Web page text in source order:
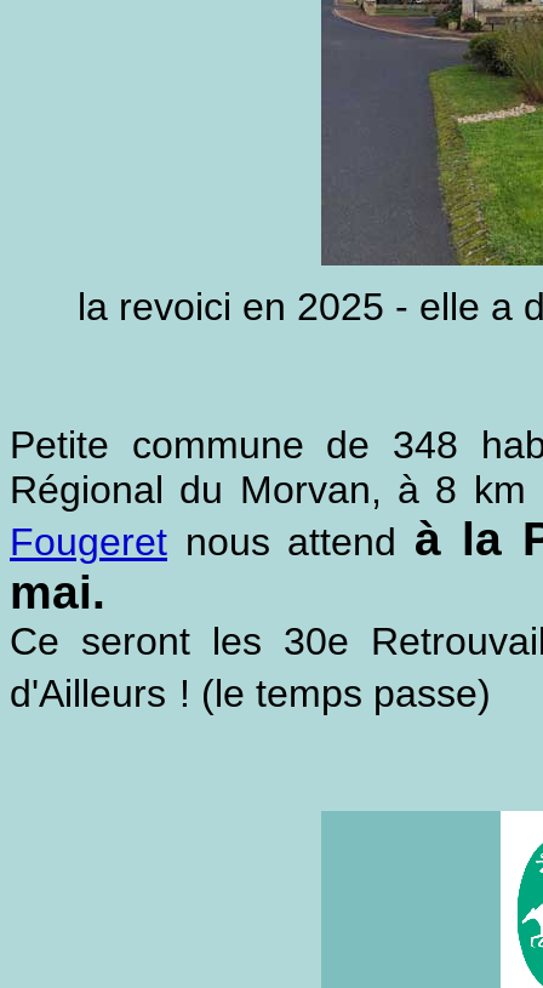
la revoici en 2025 - elle a
Petite commune de 348
Régional du Morvan, à 8 km
Fougeret nous attend à la
mai.
Ce seront les 30e
d'Ailleurs ! (le temps passe)